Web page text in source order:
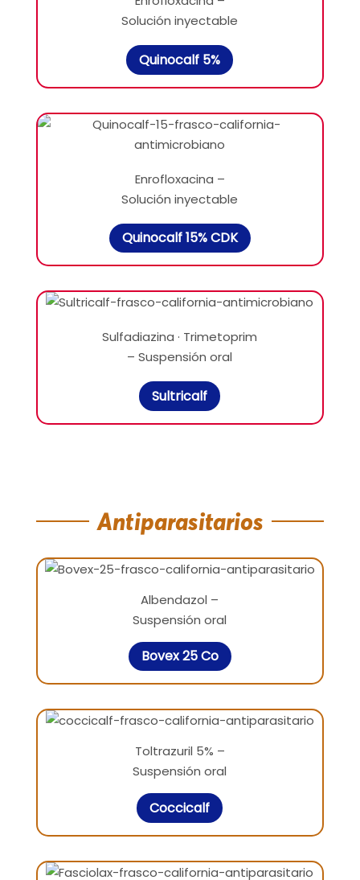
Solución inyectable
Quinocalf 5%
Enrofloxacina –
Solución inyectable
Quinocalf 15% CDK
Sulfadiazina · Trimetoprim
– Suspensión oral
Sultricalf
Antiparasitarios
Albendazol –
Suspensión oral
Bovex 25 Co
Toltrazuril 5% –
Suspensión oral
Coccicalf